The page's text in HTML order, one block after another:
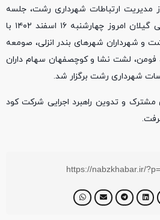
مدیریت ارتباطات شهرداری رشت، جلسه
مجمع عمومی شرکت کود آلی گیلان امروز چهارشنبه ۱۶ اسفند ۱۴۰۲ با
شهرداران شهرهای بندر انزلی، صومعه
فومن، لشت نشا و کوچصفهان سهام داران
شهرداری رشت برگزار شد.
مشترک و تدوین راهبرد اجرایی شرکت کود
https://nabzkhabar.ir/